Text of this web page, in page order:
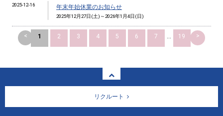
2025-12-16 年末年始休業のお知らせ
2025年12月27日(土)～2026年1月4日(日)
< 1 2 3 4 5 6 7 19 >
リクルート